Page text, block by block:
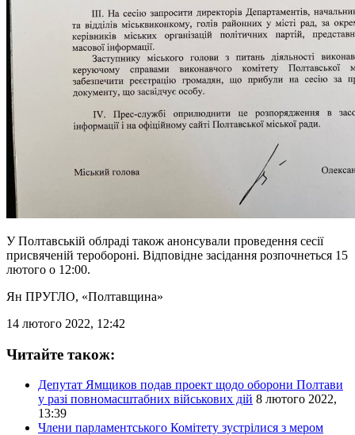
У Полтавській облраді також анонсували проведення сесії
присвяченій теробороні. Відповідне засідання розпочнеться 15
лютого о 12:00.
Ян ПРУГЛО, «Полтавщина»
14 лютого 2022, 12:42
Читайте також:
Депутат Ямщиков подав проект щодо оборони Полтави
у разі повномасштабних військових дій 8 лютого 2022,
13:39
Члени парламентського Комітету зустрілися з мером